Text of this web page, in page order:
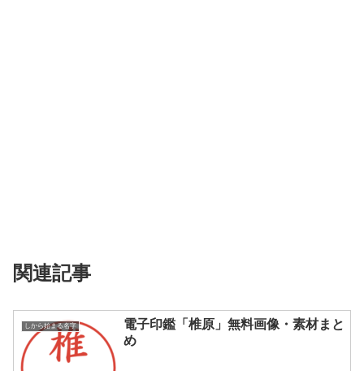
関連記事
しから始まる名字
電子印鑑「椎原」無料画像・素材まと
め